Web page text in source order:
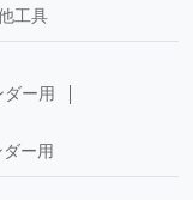
工具
ー用
ー用